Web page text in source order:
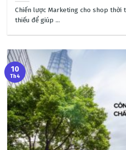
Chiến lược Marketing cho shop thời
thiếu để giúp ...
10
Th4